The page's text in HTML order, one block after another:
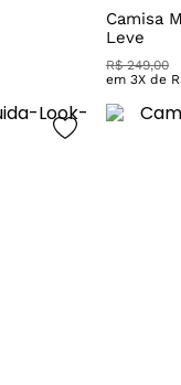
Camisa
Leve
R$ 249,00
em 3X de